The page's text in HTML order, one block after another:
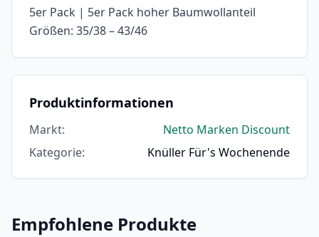
5er Pack | 5er Pack hoher Baumwollanteil
Größen: 35/38 – 43/46
Produktinformationen
Markt:
Netto Marken Discount
Kategorie: Knüller Für's Wochenende
Empfohlene Produkte